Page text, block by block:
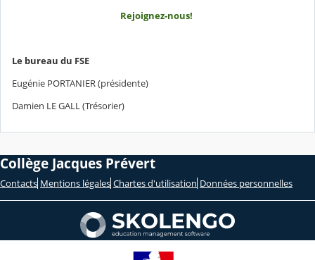
Rejoignez-nous!
Le bureau du FSE
Eugénie PORTANIER (présidente)
Damien LE GALL (Trésorier)
Collège Jacques Prévert
Contacts Mentions légales Chartes d'utilisation Données personnelles